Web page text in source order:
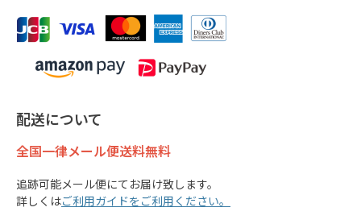
配送について
全国一律メール便送料無料
追跡可能メール便にてお届け致します。
詳しくはご利用ガイドをご利用ください。